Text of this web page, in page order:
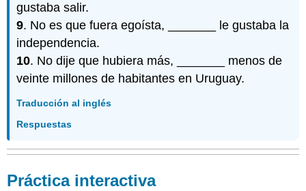
gustaba salir.
9. No es que fuera egoísta, _______ le gustaba la
independencia.
10. No dije que hubiera más, _______ menos de
veinte millones de habitantes en Uruguay.
Traducción al inglés
Respuestas
Práctica interactiva